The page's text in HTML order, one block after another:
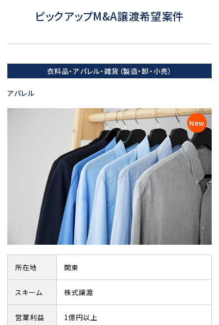
ピックアップM&A譲渡希望案件
衣料品・アパレル・雑貨（製造・卸・小売）
アパレル
所在地 関東
スキーム 株式譲渡
営業利益 1億円以上